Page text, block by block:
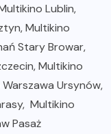
Lublin,
Multikino
Stary Browar,
Multikino
Ursynów,
Multikino
Pasaż